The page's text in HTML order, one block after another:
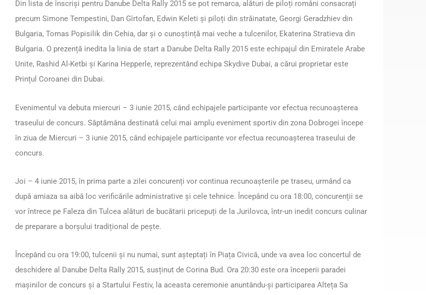
Din lista de înscriși pentru Danube Delta Rally 2015 se pot remarca, alături de piloți români consacrați
precum Simone Tempestini, Dan Gîrtofan, Edwin Keleti și piloți din străinatate, Georgi Geradzhiev din
Bulgaria, Tomas Popisilik din Cehia, dar și o cunoștință mai veche a tulcenilor, Ekaterina Stratieva din
Bulgaria. O prezență inedita la linia de start a Danube Delta Rally 2015 este echipajul din Emiratele Arabe
Unite, Rashid Al-Ketbi și Karina Hepperle, reprezentând echipa Skydive Dubai, a cărui proprietar este
Prințul Coroanei din Dubai.
Evenimentul va debuta miercuri – 3 iunie 2015, când echipajele participante vor efectua recunoașterea
traseului de concurs. Săptămâna destinată celui mai amplu eveniment sportiv din zona Dobrogei începe
în ziua de Miercuri – 3 iunie 2015, când echipajele participante vor efectua recunoașterea traseului de
concurs.
Joi – 4 iunie 2015, în prima parte a zilei concurenți vor continua recunoașterile pe traseu, urmând ca
după amiaza sa aibă loc verificările administrative și cele tehnice. Începând cu ora 18:00, concurenții se
vor întrece pe Faleza din Tulcea alături de bucătarii pricepuți de la Jurilovca, într-un inedit concurs culinar
de preparare a borșului tradițional de pește.
Începând cu ora 19:00, tulcenii și nu numai, sunt așteptați în Piața Civică, unde va avea loc concertul de
deschidere al Danube Delta Rally 2015, susținut de Corina Bud. Ora 20:30 este ora începerii paradei
mașinilor de concurs și a Startului Festiv, la aceasta ceremonie anuntându-și participarea Alteța Sa